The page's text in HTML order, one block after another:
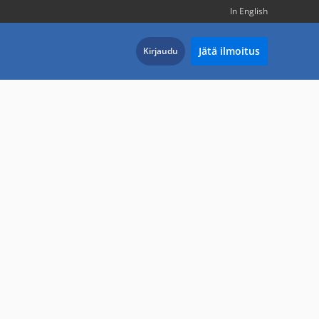
In English
Kirjaudu Jätä ilmoitus